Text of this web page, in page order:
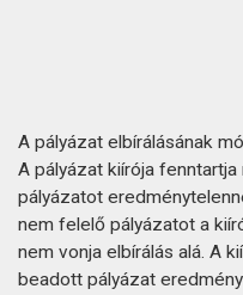
A pályázat elbírálásának
A pályázat kiírója
pályázatot
nem felelő pályázatot a
nem vonja elbírálás alá. A
beadott pályázat